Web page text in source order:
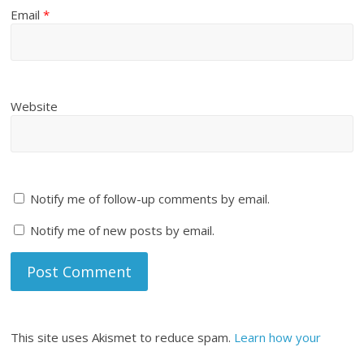
Email*
Website
Notify me of follow-up comments by email.
Notify me of new posts by email.
This site uses Akismet to reduce spam. Learn how your